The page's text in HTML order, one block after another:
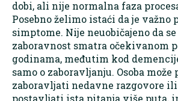
dobi, ali nije normalna faza
Posebno želimo istaći da je važno
simptome. Nije neuobičajeno da
zaboravnost smatra očekivanom
godinama, međutim kod
samo o zaboravljanju. Osoba može
zaboravljati nedavne razgovore ili
postavljati ista pitanja više puta,